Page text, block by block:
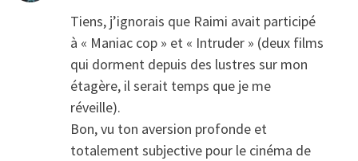
Tiens, j’ignorais que Raimi avait participé
à « Maniac cop » et « Intruder » (deux films
qui dorment depuis des lustres sur mon
étagère, il serait temps que je me
réveille).
Bon, vu ton aversion profonde et
totalement subjective pour le cinéma de